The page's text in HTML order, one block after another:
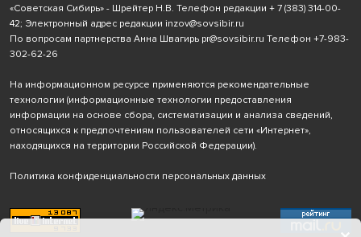
«Советская Сибирь» - Шрейтер Н.В. Телефон редакции + 7 (383) 314-00-
42; Электронный адрес редакции inzov@sovsibir.ru
По вопросам партнерства Анна Швагирь pr@sovsibir.ru Телефон +7-983-
302-62-26
На информационном ресурсе применяются рекомендательные
технологии (информационные технологии предоставления
информации на основе сбора, систематизации и анализа сведений,
относящихся к предпочтениям пользователей сети «Интернет»,
находящихся на территории Российской Федерации).
Политика конфиденциальности персональных данных